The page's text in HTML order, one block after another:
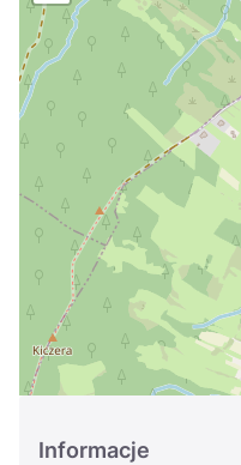
Português
Suomi
Україна
Zamknij
Informacje